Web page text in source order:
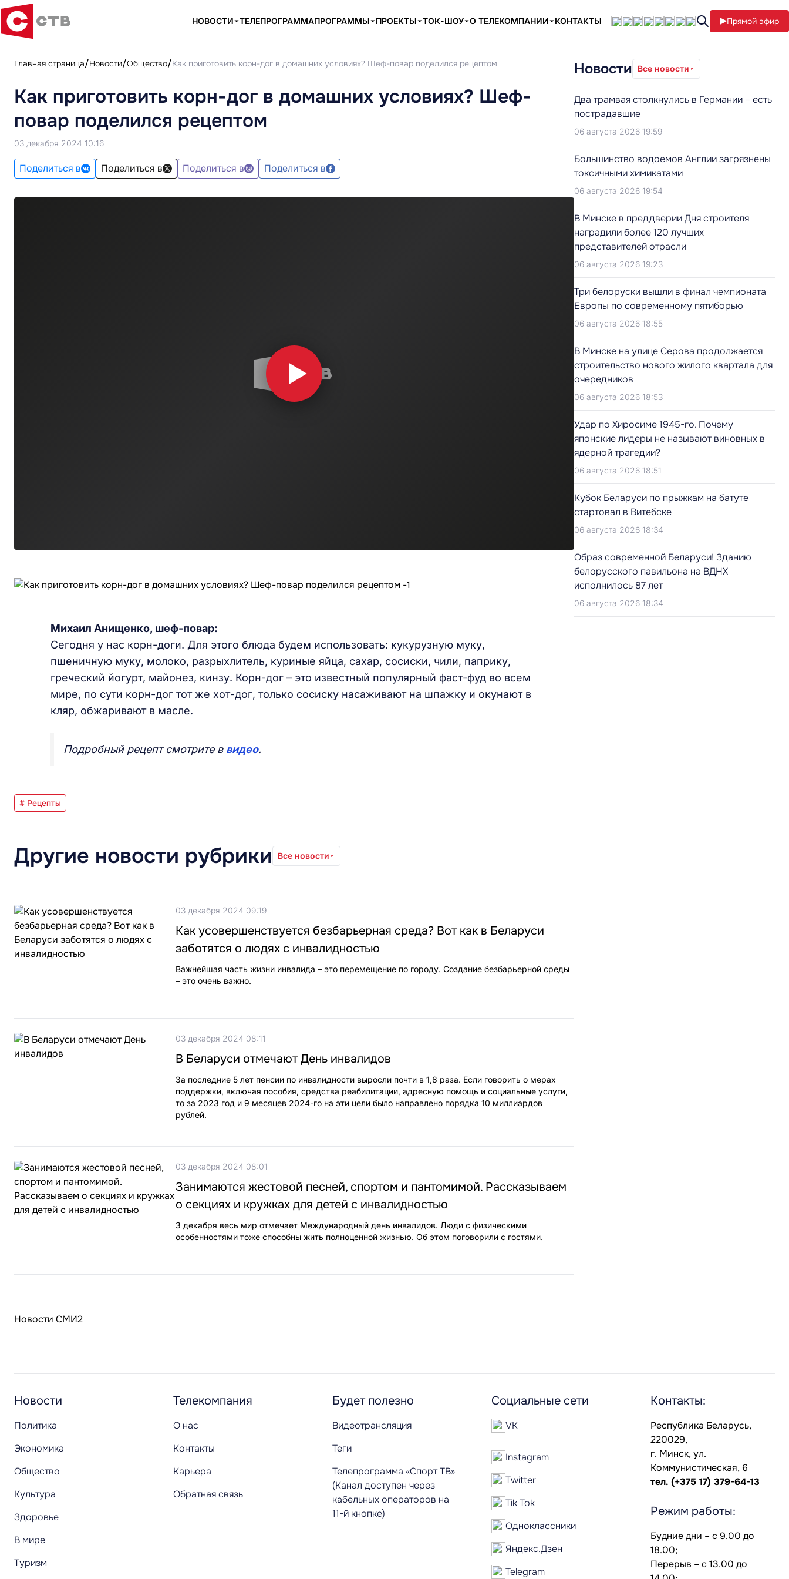
НОВОСТИ ТЕЛЕПРОГРАММАПРОГРАММЫ ПРОЕКТЫ ТОК-ШОУ О ТЕЛЕКОМПАНИИ КОНТАКТЫ Прямой эфир
Главная страница Новости Общество Как приготовить корн-дог в домашних условиях? Шеф-повар поделился рецептом
Как приготовить корн-дог в домашних условиях? Шеф-
повар поделился рецептом
03 декабря 2024 10:16
Поделиться в Поделиться в Поделиться в Поделиться в
Михаил Анищенко, шеф-повар:
Сегодня у нас корн-доги. Для этого блюда будем использовать: кукурузную муку,
пшеничную муку, молоко, разрыхлитель, куриные яйца, сахар, сосиски, чили, паприку,
греческий йогурт, майонез, кинзу. Корн-дог – это известный популярный фаст-фуд во всем
мире, по сути корн-дог тот же хот-дог, только сосиску насаживают на шпажку и окунают в
кляр, обжаривают в масле.
Подробный рецепт смотрите в видео.
# Рецепты
Другие новости рубрики Все новости
03 декабря 2024 09:19
Как усовершенствуется безбарьерная среда? Вот как в Беларуси
заботятся о людях с инвалидностью
Важнейшая часть жизни инвалида – это перемещение по городу. Создание безбарьерной среды
– это очень важно.
03 декабря 2024 08:11
В Беларуси отмечают День инвалидов
За последние 5 лет пенсии по инвалидности выросли почти в 1,8 раза. Если говорить о мерах
поддержки, включая пособия, средства реабилитации, адресную помощь и социальные услуги,
то за 2023 год и 9 месяцев 2024-го на эти цели было направлено порядка 10 миллиардов
рублей.
03 декабря 2024 08:01
Занимаются жестовой песней, спортом и пантомимой. Рассказываем
о секциях и кружках для детей с инвалидностью
3 декабря весь мир отмечает Международный день инвалидов. Люди с физическими
особенностями тоже способны жить полноценной жизнью. Об этом поговорили с гостями.
Новости СМИ2
Новости Все новости
Два трамвая столкнулись в Германии – есть
пострадавшие
06 августа 2026 19:59
Большинство водоемов Англии загрязнены
токсичными химикатами
06 августа 2026 19:54
В Минске в преддверии Дня строителя
наградили более 120 лучших
представителей отрасли
06 августа 2026 19:23
Три белоруски вышли в финал чемпионата
Европы по современному пятиборью
06 августа 2026 18:55
В Минске на улице Серова продолжается
строительство нового жилого квартала для
очередников
06 августа 2026 18:53
Удар по Хиросиме 1945-го. Почему
японские лидеры не называют виновных в
ядерной трагедии?
06 августа 2026 18:51
Кубок Беларуси по прыжкам на батуте
стартовал в Витебске
06 августа 2026 18:34
Образ современной Беларуси! Зданию
белорусского павильона на ВДНХ
исполнилось 87 лет
06 августа 2026 18:34
Новости
Политика
Экономика
Общество
Культура
Здоровье
В мире
Туризм
Телекомпания
О нас
Контакты
Карьера
Обратная связь
Будет полезно
Видеотрансляция
Теги
Телепрограмма «Спорт ТВ»
(Канал доступен через
кабельных операторов на
11-й кнопке)
Социальные сети
VK
Instagram
Twitter
Tik Tok
Одноклассники
Яндекс.Дзен
Telegram
Контакты:
Республика Беларусь,
220029,
г. Минск, ул.
Коммунистическая, 6
тел. (+375 17) 379-64-13
Режим работы:
Будние дни – с 9.00 до
18.00;
Перерыв – с 13.00 до